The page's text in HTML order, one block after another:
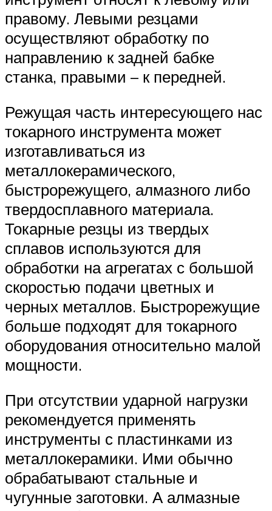
правому. Левыми резцами
осуществляют обработку по
направлению к задней бабке
станка, правыми – к передней.
Режущая часть интересующего нас
токарного инструмента может
изготавливаться из
металлокерамического,
быстрорежущего, алмазного либо
твердосплавного материала.
Токарные резцы из твердых
сплавов используются для
обработки на агрегатах с большой
скоростью подачи цветных и
черных металлов. Быстрорежущие
больше подходят для токарного
оборудования относительно малой
мощности.
При отсутствии ударной нагрузки
рекомендуется применять
инструменты с пластинками из
металлокерамики. Ими обычно
обрабатывают стальные и
чугунные заготовки. А алмазные